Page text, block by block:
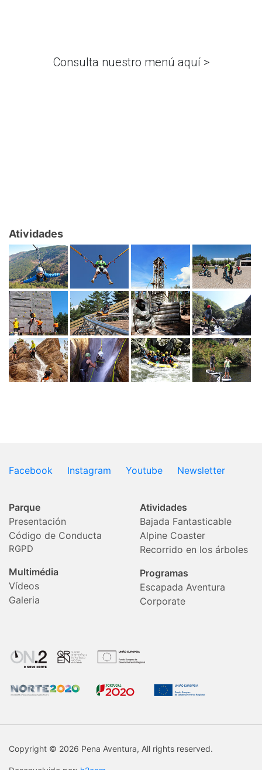
Consulta nuestro menú aquí >
Atividades
Facebook Instagram Youtube Newsletter
Parque
Presentación
Código de Conducta
RGPD
Multimédia
Vídeos
Galeria
Atividades
Bajada Fantasticable
Alpine Coaster
Recorrido en los árboles
Programas
Escapada Aventura
Corporate
Copyright © 2026 Pena Aventura, All rights reserved.